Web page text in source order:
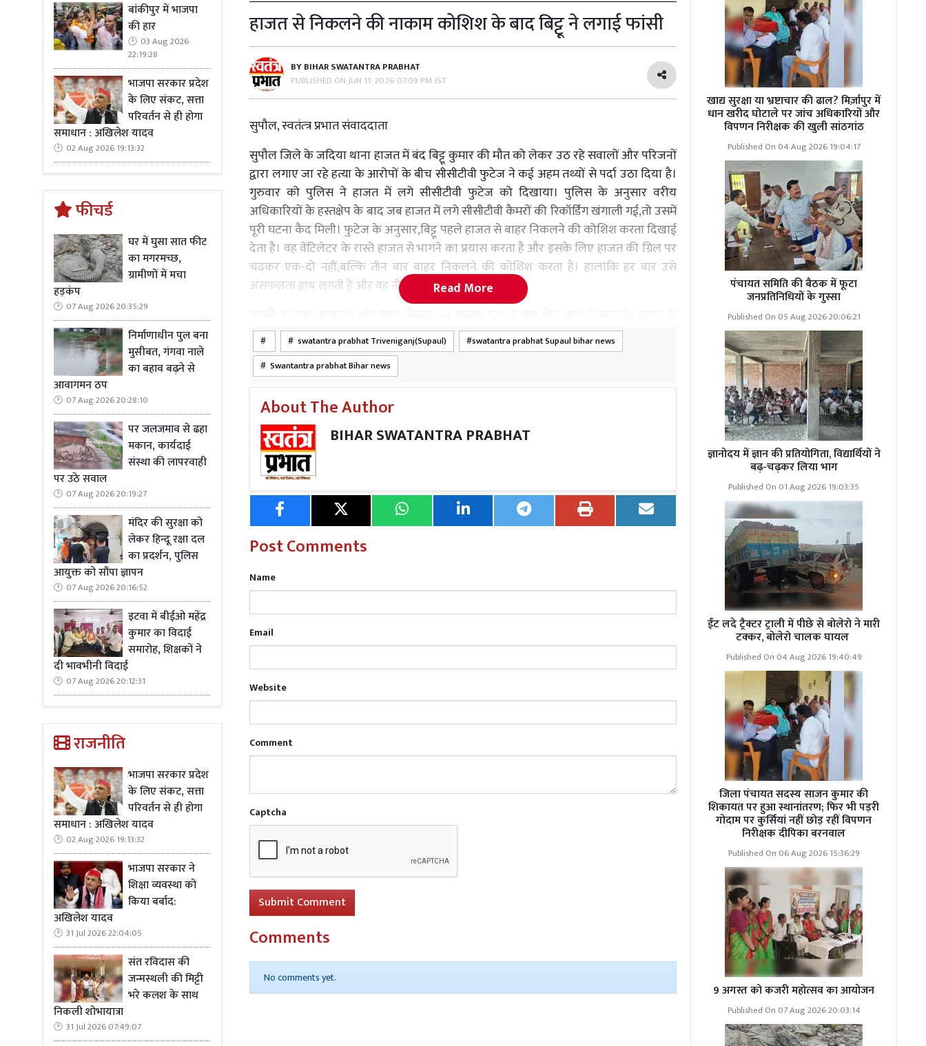
बांकीपुर में भाजपा
की हार
03 Aug 2026
22:19:28
भाजपा सरकार प्रदेश
के लिए संकट, सत्ता
परिवर्तन से ही होगा
समाधान : अखिलेश यादव
02 Aug 2026 19:13:32
फीचर्ड
घर में घुसा सात फीट
का मगरमच्छ,
ग्रामीणों में मचा
हड़कंप
07 Aug 2026 20:35:29
निर्माणाधीन पुल बना
मुसीबत, गंगवा नाले
का बहाव बढ़ने से
आवागमन ठप
07 Aug 2026 20:28:10
पर जलजमाव से ढहा
मकान, कार्यदाई
संस्था की लापरवाही
पर उठे सवाल
07 Aug 2026 20:19:27
मंदिर की सुरक्षा को
लेकर हिन्दू रक्षा दल
का प्रदर्शन, पुलिस
आयुक्त को सौंपा ज्ञापन
07 Aug 2026 20:16:52
इटवा में बीईओ महेंद्र
कुमार का विदाई
समारोह, शिक्षकों ने
दी भावभीनी विदाई
07 Aug 2026 20:12:31
राजनीति
भाजपा सरकार प्रदेश
के लिए संकट, सत्ता
परिवर्तन से ही होगा
समाधान : अखिलेश यादव
02 Aug 2026 19:13:32
भाजपा सरकार ने
शिक्षा व्यवस्था को
किया बर्बाद:
अखिलेश यादव
31 Jul 2026 22:04:05
संत रविदास की
जन्मस्थली की मिट्टी
भरे कलश के साथ
निकली शोभायात्रा
31 Jul 2026 07:49:07
हाजत से निकलने की नाकाम कोशिश के बाद बिट्टू ने लगाई फांसी
BYBIHAR SWATANTRA PRABHAT
PUBLISHED ONJUN 11, 2026 07:09 PM IST
सुपौल, स्वतंत्त्र प्रभात संवाददाता
सुपौल जिले के जदिया थाना हाजत में बंद बिट्टू कुमार की मौत को लेकर उठ रहे सवालों और परिजनों
द्वारा लगाए जा रहे हत्या के आरोपों के बीच सीसीटीवी फुटेज ने कई अहम तथ्यों से पर्दा उठा दिया है।
गुरुवार को पुलिस ने हाजत में लगे सीसीटीवी फुटेज को दिखाया। पुलिस के अनुसार वरीय
अधिकारियों के हस्तक्षेप के बाद जब हाजत में लगे सीसीटीवी कैमरों की रिकॉर्डिंग खंगाली गई,तो उसमें
पूरी घटना कैद मिली। फुटेज के अनुसार,बिट्टू पहले हाजत से बाहर निकलने की कोशिश करता दिखाई
देता है। वह वेंटिलेटर के रास्ते हाजत से भागने का प्रयास करता है और इसके लिए हाजत की ग्रिल पर
चढ़कर एक-दो नहीं,बल्कि तीन बार बाहर निकलने की कोशिश करता है। हालांकि हर बार उसे
असफलता हाथ लगती है और वह नीचे गिर जाता है।
अनुसार वह पानी पीने के बाद कुछ समय तक सिर के नीचे आराम करता हुआ दिखाई देता है। इसके
बाद उसके व्यवहार में बदलाव नजर आता है। मौका पाकर वह कंबल के किनारे की पट्टी को दांतों से
काटकर रस्सीनुमा आकार देता है और हाजत की ऊपरी ग्रिल में उसे बांधने लगता है। सीसीटीवी
रिकॉर्डिंग में दिखाई देरहा है कि आसपास किसी पुलिसकर्मी की मौजूदगी नहीं होने का एहसास होने
पर उसने तेजी से फंदा तैयार किया। इसके बाद गले में फंदा डालकर उसे कस लिया और धीरे-धीरे
अपने पैरों का सहारा हटाने लगा।
कुछ क्षणों तक उसकी छटपटाहट कैमरे में कैद होती है,लेकिन थोड़ी देर बाद उसकी गतिविधियां पूरी
तरह थम जाती हैं। सीसीटीवी फुटेज सामने आने के बाद घटना को लेकर चल रही कई अटकलों पर
विराम लग गया है। हालांकि मृतक के परिजन अब भी पुलिस की भूमिका पर सवाल उठा रहे हैं,वहीं
मामले की जांच जारी है और प्रशासन पूरे घटनाक्रम की विभिन्न पहलुओं की पड़ताल कर रही है।
Read More श्रीभूमि जिले के दुल्लभछड़ा सीवीपी हायर सेकेंडरी स्कूल में ग्रीष्मकालीन
कार्यशाला का समापन
Read More
swatantra prabhat Triveniganj(Supaul)
swatantra prabhat Supaul bihar news
Swantantra prabhat Bihar news
About The Author
BIHAR SWATANTRA PRABHAT
Post Comments
Name
Email
Website
Comment
Captcha
Submit Comment
Comments
No comments yet.
खाद्य सुरक्षा या भ्रष्टाचार की ढाल? मिर्ज़ापुर में
धान खरीद घोटाले पर जांच अधिकारियों और
विपणन निरीक्षक की खुली सांठगांठ
Published On 04 Aug 2026 19:04:17
पंचायत समिति की बैठक में फूटा
जनप्रतिनिधियों के गुस्सा
Published On 05 Aug 2026 20:06:21
ज्ञानोदय में ज्ञान की प्रतियोगिता, विद्यार्थियों ने
बढ़-चढ़कर लिया भाग
Published On 01 Aug 2026 19:03:35
ईंट लदे ट्रैक्टर ट्राली में पीछे से बोलेरो ने मारी
टक्कर, बोलेरो चालक घायल
Published On 04 Aug 2026 19:40:49
जिला पंचायत सदस्य साजन कुमार की
शिकायत पर हुआ स्थानांतरण; फिर भी पड़री
गोदाम पर कुर्सियां नहीं छोड़ रहीं विपणन
निरीक्षक दीपिका बरनवाल
Published On 06 Aug 2026 15:36:29
9 अगस्त को कजरी महोत्सव का आयोजन
Published On 07 Aug 2026 20:03:14